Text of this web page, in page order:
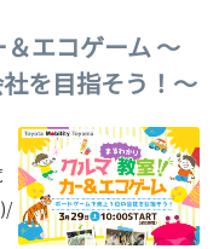
エコゲーム ～
を目指そう！～